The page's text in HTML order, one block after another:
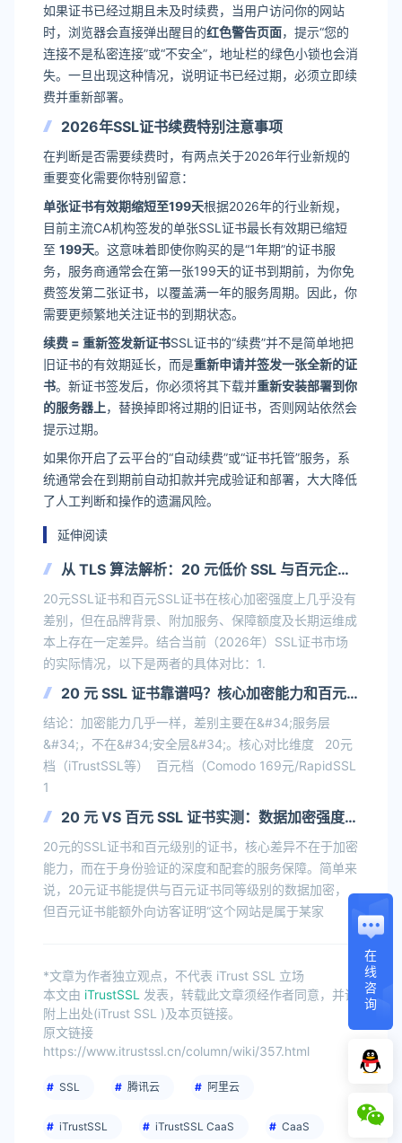
如果证书已经过期且未及时续费，当用户访问你的网站
时，浏览器会直接弹出醒目的红色警告页面，提示“您的
连接不是私密连接”或“不安全”，地址栏的绿色小锁也会消
失。一旦出现这种情况，说明证书已经过期，必须立即续
费并重新部署。
2026年SSL证书续费特别注意事项
在判断是否需要续费时，有两点关于2026年行业新规的
重要变化需要你特别留意：
单张证书有效期缩短至199天根据2026年的行业新规，
目前主流CA机构签发的单张SSL证书最长有效期已缩短
至 199天。这意味着即使你购买的是“1年期”的证书服
务，服务商通常会在第一张199天的证书到期前，为你免
费签发第二张证书，以覆盖满一年的服务周期。因此，你
需要更频繁地关注证书的到期状态。
续费 = 重新签发新证书SSL证书的“续费”并不是简单地把
旧证书的有效期延长，而是重新申请并签发一张全新的证
书。新证书签发后，你必须将其下载并重新安装部署到你
的服务器上，替换掉即将过期的旧证书，否则网站依然会
提示过期。
如果你开启了云平台的“自动续费”或“证书托管”服务，系
统通常会在到期前自动扣款并完成验证和部署，大大降低
了人工判断和操作的遗漏风险。
延伸阅读
从 TLS 算法解析：20 元低价 SSL 与百元企业
证书加密底层无区别
20元SSL证书和百元SSL证书在核心加密强度上几乎没有
差别，但在品牌背景、附加服务、保障额度及长期运维成
本上存在一定差异。结合当前（2026年）SSL证书市场
的实际情况，以下是两者的具体对比：1.
20 元 SSL 证书靠谱吗？核心加密能力和百元
证书并无区别
结论：加密能力几乎一样，差别主要在&#34;服务层
&#34;，不在&#34;安全层&#34;。核心对比维度 20元
档（iTrustSSL等） 百元档（Comodo 169元/RapidSSL
1
20 元 VS 百元 SSL 证书实测：数据加密强度不
存在本质差距
20元的SSL证书和百元级别的证书，核心差异不在于加密
能力，而在于身份验证的深度和配套的服务保障。简单来
说，20元证书能提供与百元证书同等级别的数据加密，
但百元证书能额外向访客证明“这个网站是属于某家
*文章为作者独立观点，不代表 iTrust SSL 立场
本文由 iTrustSSL
发表，转载此文章须经作者同意，并请
附上出处(iTrust SSL )及本页链接。
原文链接
https://www.itrustssl.cn/column/wiki/357.html
SSL 腾讯云 阿里云
iTrustSSL iTrustSSL CaaS CaaS
在
线
咨
询